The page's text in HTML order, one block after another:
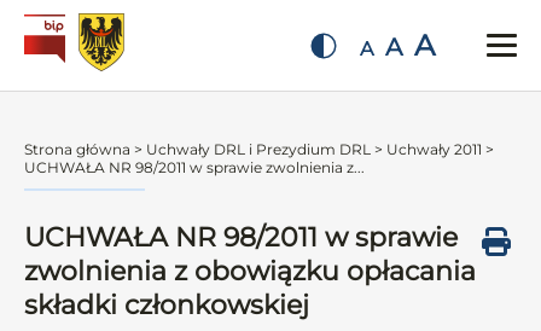
A A A
Strona główna > Uchwały DRL i Prezydium DRL > Uchwały 2011 >
UCHWAŁA NR 98/2011 w sprawie zwolnienia z...
UCHWAŁA NR 98/2011 w sprawie
zwolnienia z obowiązku opłacania
składki członkowskiej